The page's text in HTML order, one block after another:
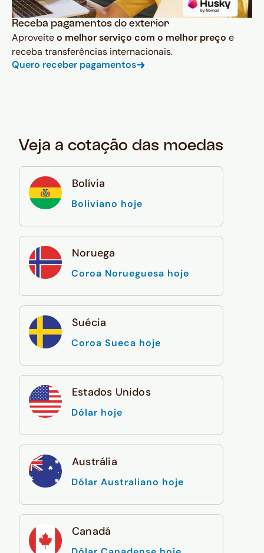
Receba pagamentos do exterior
Aproveiteo melhor serviço com o melhor preço e
receba transferências internacionais.
Quero receber pagamentos
Veja a cotação das moedas
Bolívia
Boliviano hoje
Noruega
Coroa Norueguesa hoje
Suécia
Coroa Sueca hoje
Estados Unidos
Dólar hoje
Austrália
Dólar Australiano hoje
Canadá